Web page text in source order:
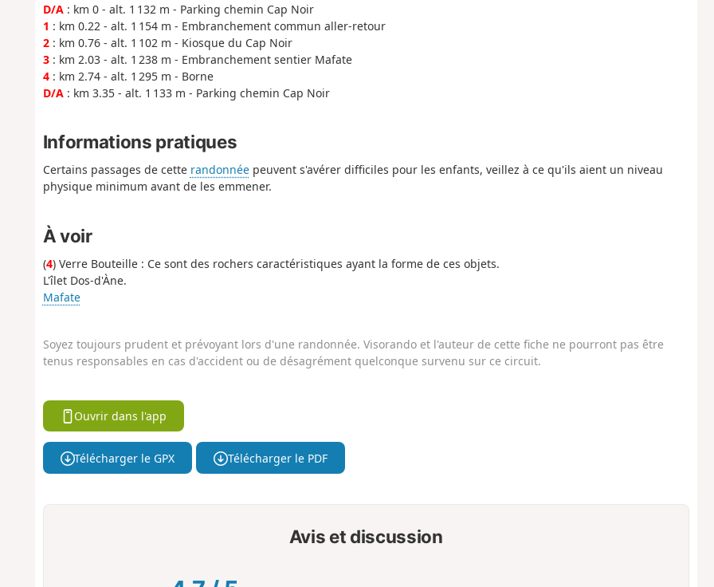
D/A: km 0 - alt. 1 132 m - Parking chemin Cap Noir
1 : km 0.22 - alt. 1 154 m - Embranchement commun aller-retour
2: km 0.76 - alt. 1 102 m - Kiosque du Cap Noir
3: km 2.03 - alt. 1 238 m - Embranchement sentier Mafate
4: km 2.74 - alt. 1 295 m - Borne
D/A: km 3.35 - alt. 1 133 m - Parking chemin Cap Noir
Informations pratiques
Certains passages de cette randonnéepeuvent s'avérer difficiles pour les enfants, veillez à ce qu'ils aient un niveau
physique minimum avant de les emmener.
À voir
(4) Verre Bouteille : Ce sont des rochers caractéristiques ayant la forme de ces objets.
L'îlet Dos-d'Àne.
Mafate
Soyez toujours prudent et prévoyant lors d'une randonnée. Visorando et l'auteur de cette fiche ne pourront pas être
tenus responsables en cas d'accident ou de désagrément quelconque survenu sur ce circuit.
Ouvrir dans l'app
Télécharger le GPX Télécharger le PDF
Avis et discussion